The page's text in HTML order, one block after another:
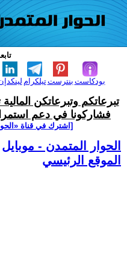
تيلكرامبنترست بودكاست
تبرعاتكم وتبرعاتكن
فشاركونا في دعم
[اشترك في قناة
الحوار المتمدن - موبايل
الموقع الرئيسي